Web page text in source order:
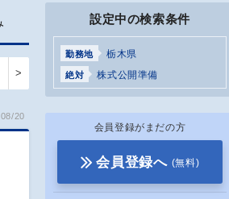
>
20
設定中の検索条件
勤務地 栃木県
絶対 株式公開準備
会員登録がまだの方
会員登録へ (無料)